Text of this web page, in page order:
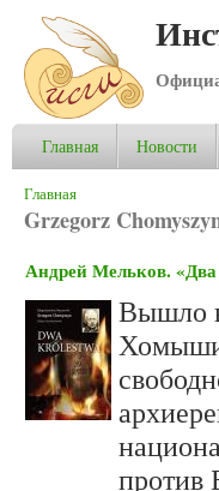
Главная Новости
Вы здесь
Главная
Grzegorz
Андрей Мельков.
Вышло
против